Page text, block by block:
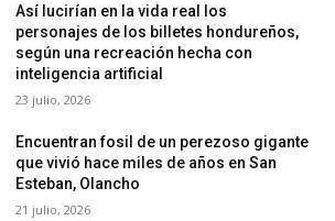
Así lucirían en la vida real los
personajes de los billetes hondureños,
según una recreación hecha con
inteligencia artificial
23 julio, 2026
Encuentran fosil de un perezoso gigante
que vivió hace miles de años en San
Esteban, Olancho
21 julio, 2026